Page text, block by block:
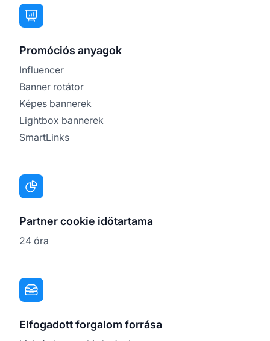
Promóciós anyagok
Influencer
Banner rotátor
Képes bannerek
Lightbox bannerek
SmartLinks
Partner cookie időtartama
24 óra
Elfogadott forgalom forrása